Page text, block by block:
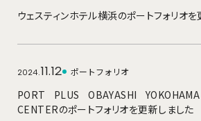
ウェスティンホテル横浜のポートフォリオ
2024.11.12 ポートフォリオ
PORT PLUS OBAYASHI
CENTERのポートフォリオを更新しました